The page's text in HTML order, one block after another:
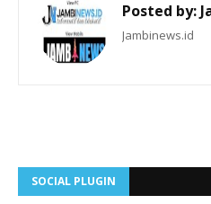
Posted by:
Jambinews.id
SOCIAL PLUGIN